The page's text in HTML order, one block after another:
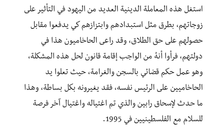
استغل هذه المعاملة الدينية العديد من اليهود في التأثير على
زوجاتهم، بطرق مثل استبدادهم وابتزازهم كي يدفعوا مقابل
حصولهم على حق الطلاق، وقد راعى الحاخاميون هذا في
دولتهم، فرأوا أنهُ من الواجب إقامة قانون لحل هذه المشكلة،
وهو عمل حكم قضائي بالسجن والغرامة، حيث تعلوا يد
الحاخاميين على الرئيس نفسه، فقد يغيرونه بكل بساطة، وهذا
ما حدث لإسحاق رابين والذي تم اغتياله واغتيال آخر فرصة
للسلام مع الفلسطينيين في 1995.